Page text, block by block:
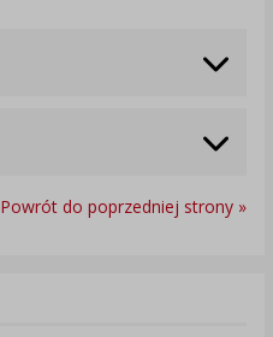
Powrót do poprzedniej strony »